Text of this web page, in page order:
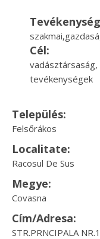
Cél:
tevékenységek
Település:
Felsőrákos
Localitate:
Racosul De Sus
Megye:
Covasna
Cím/Adresa:
STR.PRNCIPALA